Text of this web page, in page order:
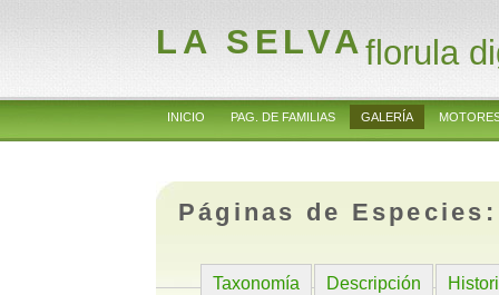
LA SELVAflorula
INICIO PAG. DE FAMILIAS GALERÍA
Páginas de
Taxonomía Descripción